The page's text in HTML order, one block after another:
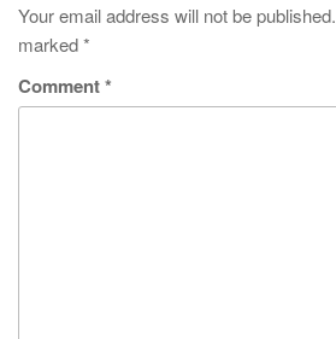
Your email address will not be published.
marked*
Comment*